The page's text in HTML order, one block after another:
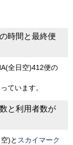
時間と最終便
全日空)412便の
ています。
と利用者数が
)と スカイマーク